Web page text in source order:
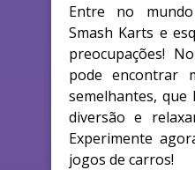
Entre no
Smash Karts e
preocupações!
pode encontrar
semelhantes,
diversão e
Experimente
jogos de carros!